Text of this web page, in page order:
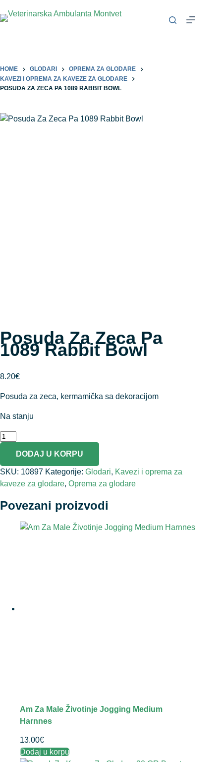
HOME GLODARI
OPREMA ZA GLODARE
KAVEZI I OPREMA ZA KAVEZE ZA GLODARE
POSUDA ZA ZECA PA 1089 RABBIT BOWL
Posuda Za Zeca Pa
1089 Rabbit Bowl
8.20€
Posuda za zeca, kermamička sa dekoracijom
Na stanju
DODAJ U KORPU
SKU: 10897 Kategorije: Glodari, Kavezi i oprema za
kaveze za glodare, Oprema za glodare
Povezani proizvodi
Am Za Male Životinje Jogging Medium
Harnnes
13.00€
Dodaj u korpu